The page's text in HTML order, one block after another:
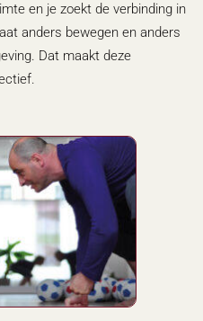
en je zoekt de verbinding in
anders bewegen en anders
Dat maakt deze